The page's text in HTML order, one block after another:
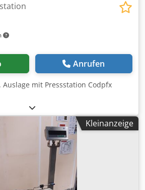
Anrufen
, Auslage mit Pressstation Codpfx
Kleinanzeige